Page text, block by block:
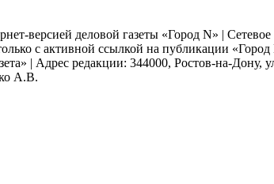
версией деловой газеты «Город N» |
с активной ссылкой на публикации
| Адрес редакции: 344000, Ростов-на-
А.В.